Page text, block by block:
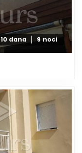
10 dana 9 noci